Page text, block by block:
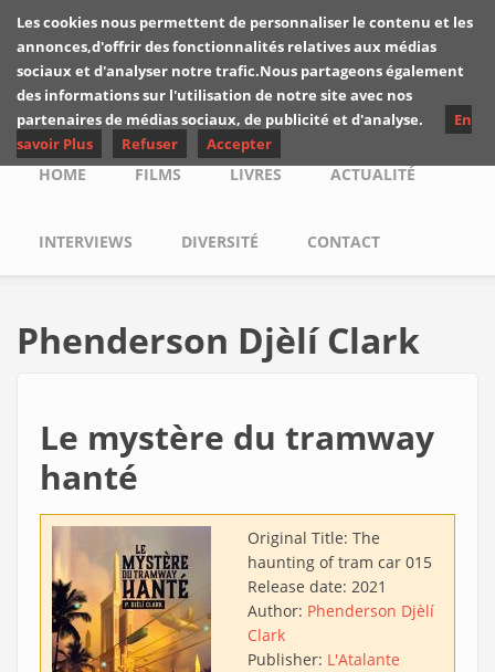
Skip to main content
Les critiques de
Yuyine
Main menu
HOME FILMS LIVRES ACTUALITÉ
INTERVIEWS DIVERSITÉ CONTACT
Phenderson Djèlí Clark
Le mystère du tramway
hanté
Original Title: The
haunting of tram car 015
Release date: 2021
Author: Phenderson Djèlí
Clark
Publisher: L'Atalante
Les cookies nous permettent de personnaliser le contenu et les
annonces,d'offrir des fonctionnalités relatives aux médias
sociaux et d'analyser notre trafic.Nous partageons également
des informations sur l'utilisation de notre site avec nos
partenaires de médias sociaux, de publicité et d'analyse.
En
savoir Plus
Refuser Accepter